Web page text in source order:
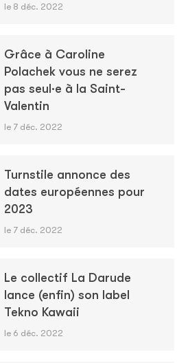
le 8 déc. 2022
Grâce à Caroline
Polachek vous ne serez
pas seul·e à la Saint-
Valentin
le 7 déc. 2022
Turnstile annonce des
dates européennes pour
2023
le 7 déc. 2022
Le collectif La Darude
lance (enfin) son label
Tekno Kawaii
le 6 déc. 2022